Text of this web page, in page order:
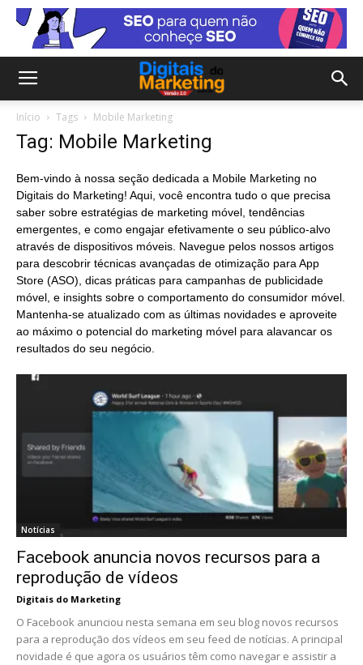
Início Tags Mobile Marketing
Tag: Mobile Marketing
Bem-vindo à nossa seção dedicada a Mobile Marketing no
Digitais do Marketing! Aqui, você encontra tudo o que precisa
saber sobre estratégias de marketing móvel, tendências
emergentes, e como engajar efetivamente o seu público-alvo
através de dispositivos móveis. Navegue pelos nossos artigos
para descobrir técnicas avançadas de otimização para App
Store (ASO), dicas práticas para campanhas de publicidade
móvel, e insights sobre o comportamento do consumidor móvel.
Mantenha-se atualizado com as últimas novidades e aproveite
ao máximo o potencial do marketing móvel para alavancar os
resultados do seu negócio.
Notícias
Facebook anuncia novos recursos para a
reprodução de vídeos
Digitais do Marketing
O Facebook anunciou nesta semana em seu blog novos recursos
para a reprodução dos vídeos em seu feed de notícias. A principal
novidade é que agora os usuários têm como navegar e assistir a